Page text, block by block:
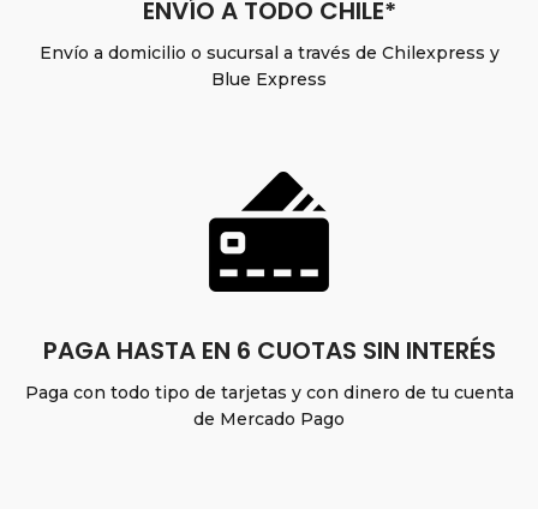
ENVÍO A TODO CHILE*
Envío a domicilio o sucursal a través de Chilexpress y
Blue Express
PAGA HASTA EN 6 CUOTAS SIN INTERÉS
Paga con todo tipo de tarjetas y con dinero de tu cuenta
de Mercado Pago